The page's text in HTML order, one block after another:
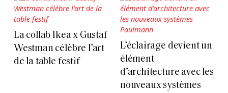
La collab Ikea x Gustaf
Westman célèbre l’art
de la table festif
L’éclairage devient un
élément
d’architecture avec les
nouveaux systèmes